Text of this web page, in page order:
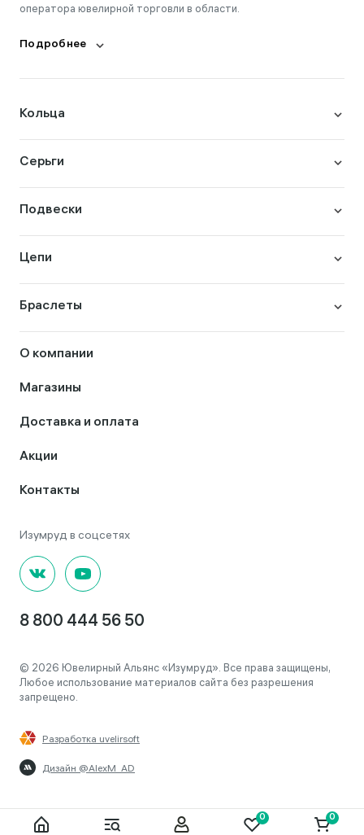
оператора ювелирной торговли в области.
Подробнее
Кольца
Серьги
Подвески
Цепи
Браслеты
О компании
Магазины
Доставка и оплата
Акции
Контакты
8 800 444 56 50
© 2026 Ювелирный Альянс «Изумруд». Все права защищены,
Любое использование материалов сайта без разрешения
запрещено.
Разработка uvelirsoft
Дизайн @AlexM_AD